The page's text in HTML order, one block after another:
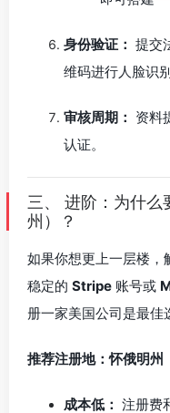
身份验证： 提交
维码进行人脸识
审核周期： 资料
认证。
三、 进阶：为什么
州）？
如果你想更上一层楼，
稳定的 Stripe 账号或
册一家美国公司是最佳
推荐注册地：怀俄明州
成本低： 注册费